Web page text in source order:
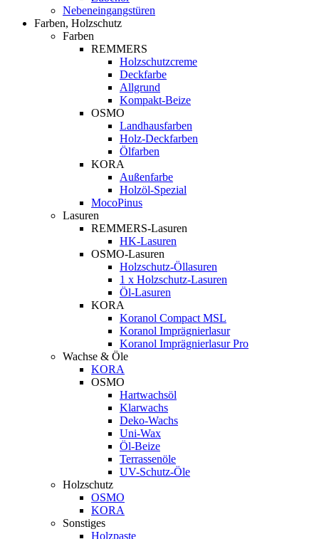
Nebeneingangstüren
Farben, Holzschutz
Farben
REMMERS
Holzschutzcreme
Deckfarbe
Allgrund
Kompakt-Beize
OSMO
Landhausfarben
Holz-Deckfarben
Ölfarben
KORA
Außenfarbe
Holzöl-Spezial
MocoPinus
Lasuren
REMMERS-Lasuren
HK-Lasuren
OSMO-Lasuren
Holzschutz-Öllasuren
1 x Holzschutz-Lasuren
Öl-Lasuren
KORA
Koranol Compact MSL
Koranol Imprägnierlasur
Koranol Imprägnierlasur Pro
Wachse & Öle
KORA
OSMO
Hartwachsöl
Klarwachs
Deko-Wachs
Uni-Wax
Öl-Beize
Terrassenöle
UV-Schutz-Öle
Holzschutz
OSMO
KORA
Sonstiges
Holzpaste